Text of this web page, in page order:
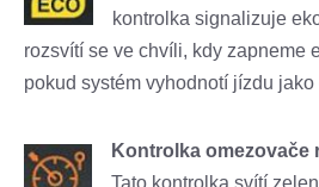
kontrolka signalizuje
rozsvítí se ve chvíli, kdy zapneme
pokud systém vyhodnotí jízdu
Kontrolka omezovače